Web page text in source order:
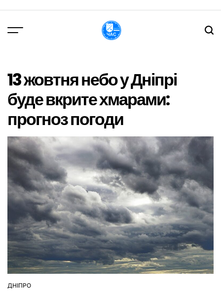
вмісту
13 жовтня небо у Дніпрі
буде вкрите хмарами:
прогноз погоди
ОПУБЛІКУВАТИ
ДНІПРО